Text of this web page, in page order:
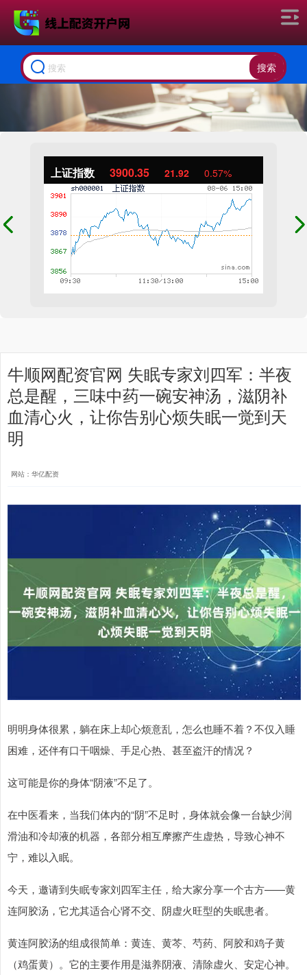
搜索
上证指数 3900.35 21.92 0.57%
牛顺网配资官网 失眠专家刘四军：半夜
总是醒，三味中药一碗安神汤，滋阴补
血清心火，让你告别心烦失眠一觉到天
明
网站：华亿配资
明明身体很累，躺在床上却心烦意乱，怎么也睡不着？不仅入睡
困难，还伴有口干咽燥、手足心热、甚至盗汗的情况？
这可能是你的身体“阴液”不足了。
在中医看来，当我们体内的“阴”不足时，身体就会像一台缺少润
滑油和冷却液的机器，各部分相互摩擦产生虚热，导致心神不
宁，难以入眠。
今天，邀请到失眠专家刘四军主任，给大家分享一个古方——黄
连阿胶汤，它尤其适合心肾不交、阴虚火旺型的失眠患者。
黄连阿胶汤的组成很简单：黄连、黄芩、芍药、阿胶和鸡子黄
（鸡蛋黄）。它的主要作用是滋养阴液、清除虚火、安定心神。